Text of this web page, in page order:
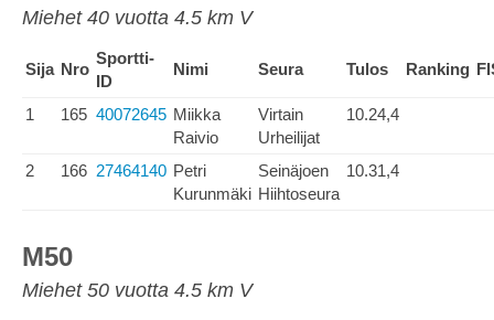
Miehet 40 vuotta 4.5 km V
Sija Nro
Sportti-
ID
Nimi Seura Tulos Ranking
1 165 40072645 Miikka
Raivio
Virtain
Urheilijat
10.24,4
2 166 27464140 Petri
Kurunmäki
Seinäjoen
Hiihtoseura
10.31,4
M50
Miehet 50 vuotta 4.5 km V